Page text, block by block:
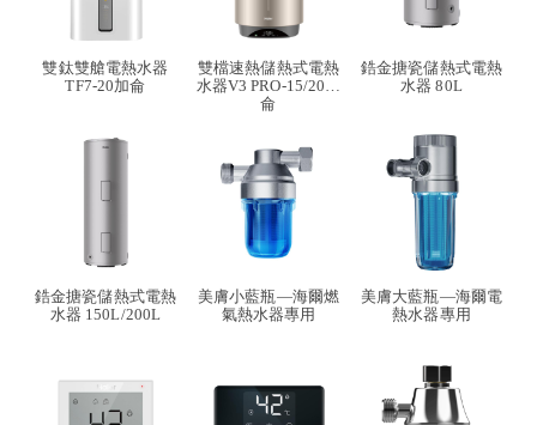
雙鈦雙艙電熱水器
TF7-20加侖
雙檔速熱儲熱式電熱
水器V3 PRO-15/20加
侖
鋯金搪瓷儲熱式電熱
水器 80L
鋯金搪瓷儲熱式電熱
水器 150L/200L
美膚小藍瓶—海爾燃
氣熱水器專用
美膚大藍瓶—海爾電
熱水器專用